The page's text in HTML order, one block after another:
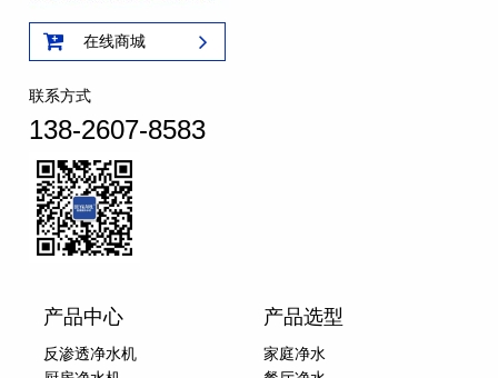
在线商城
联系方式
138-2607-8583
产品中心
反渗透净水机
产品选型
家庭净水